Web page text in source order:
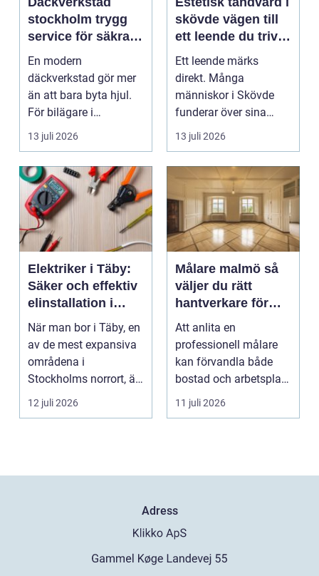
stockholm trygg
service för säkra
mil året runt
En modern
däckverkstad gör mer
än att bara byta hjul.
För bilägare i
Stockholm handlar
valet av däck...
13 juli 2026
skövde vägen till
ett leende du trivs
med
Ett leende märks
direkt. Många
människor i Skövde
funderar över sina
tänder, men skjuter
upp att gör...
13 juli 2026
Elektriker i Täby:
Säker och effektiv
elinstallation i
norrort
När man bor i Täby, en
av de mest expansiva
områdena i
Stockholms norrort, är
b...
12 juli 2026
Målare malmö så
väljer du rätt
hantverkare för
hem och företag
Att anlita en
professionell målare
kan förvandla både
bostad och arbetsplats
på kort tid. Färger, yt...
11 juli 2026
Adress